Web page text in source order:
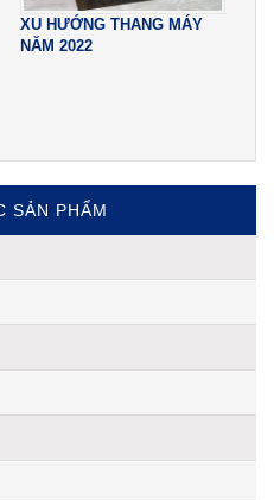
XU HƯỚNG THANG MÁY
NĂM 2022
SẢN PHẨM